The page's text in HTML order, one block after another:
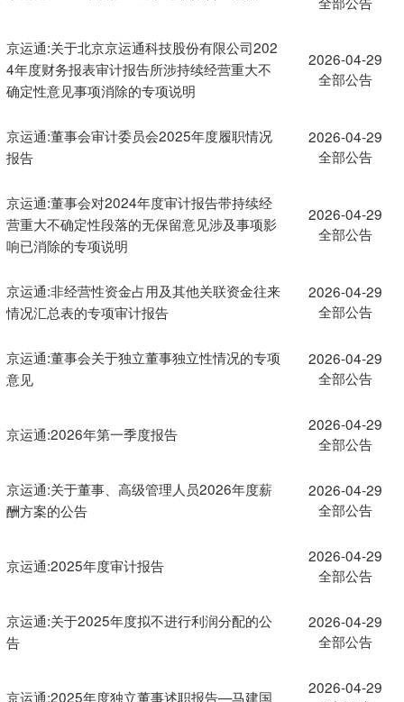
京运通:关于北京京运通科技股份有限公司202
4年度财务报表审计报告所涉持续经营重大不
确定性意见事项消除的专项说明
2026-04-29
全部公告
京运通:董事会审计委员会2025年度履职情况
报告
2026-04-29
全部公告
京运通:董事会对2024年度审计报告带持续经
营重大不确定性段落的无保留意见涉及事项影
响已消除的专项说明
2026-04-29
全部公告
京运通:非经营性资金占用及其他关联资金往来
情况汇总表的专项审计报告
2026-04-29
全部公告
京运通:董事会关于独立董事独立性情况的专项
意见
2026-04-29
全部公告
京运通:2026年第一季度报告
2026-04-29
全部公告
京运通:关于董事、高级管理人员2026年度薪
酬方案的公告
2026-04-29
全部公告
京运通:2025年度审计报告
2026-04-29
全部公告
京运通:关于2025年度拟不进行利润分配的公
告
2026-04-29
全部公告
京运通:2025年度独立董事述职报告—马建国
2026-04-29